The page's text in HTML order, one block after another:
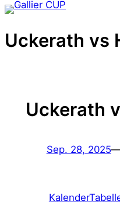
Zum
springen
Uckerath vs
Uckerath
Sep. 28, 2025
Kalender